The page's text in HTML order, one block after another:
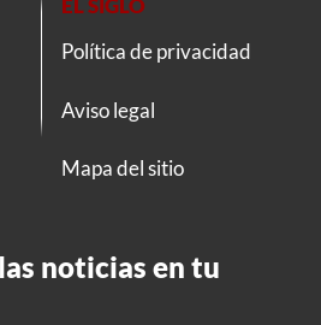
EL SIGLO
Política de privacidad
Aviso legal
Mapa del sitio
noticias en tu